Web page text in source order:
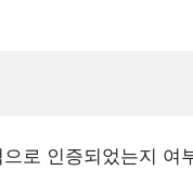
로 인증되었는지 여